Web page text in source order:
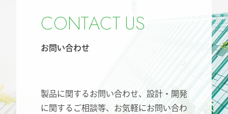
CONTACT US
お問い合わせ
製品に関するお問い合わせ、設計・開発
に関するご相談等、 お気軽にお問い合わ